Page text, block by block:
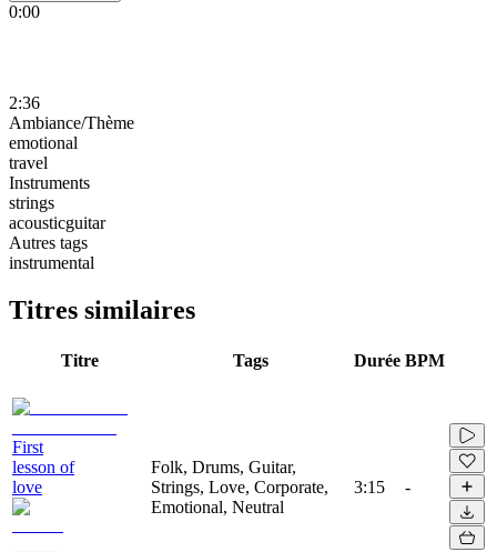
0:00
2:36
Ambiance/Thème
emotional
travel
Instruments
strings
acousticguitar
Autres tags
instrumental
Titres similaires
Titre Tags Durée BPM
First
lesson of
love
Folk, Drums, Guitar,
Strings, Love, Corporate,
Emotional, Neutral
3:15 -